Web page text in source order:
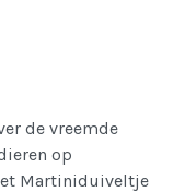
de vreemde
op
Martiniduiveltje